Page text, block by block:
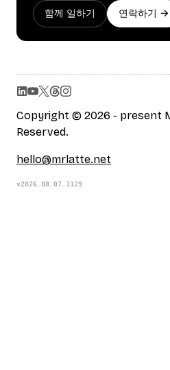
함께 일하기 연락하기 →
Copyright © 2026 - present
Reserved.
hello@mrlatte.net
v2026.08.07.1129